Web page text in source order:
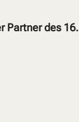
Partner des 16.